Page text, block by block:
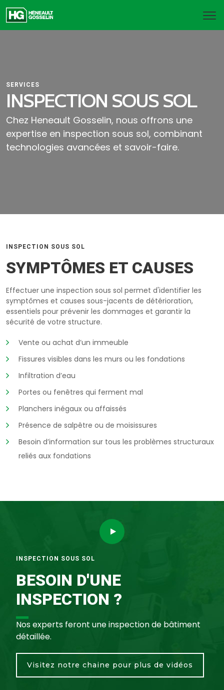
SERVICES
INSPECTION SOUS SOL
Chez Heneault Gosselin, nous offrons une
expertise en inspection sous sol, combinant
technologies avancées et savoir-faire.
INSPECTION SOUS SOL
SYMPTÔMES ET CAUSES
Effectuer une inspection sous sol permet d'identifier les
symptômes et causes sous-jacents de détérioration,
essentiels pour prévenir les dommages et garantir la
sécurité de votre structure.
Vente ou achat d’un immeuble
Fissures visibles dans les murs ou les fondations
Infiltration d’eau
Portes ou fenêtres qui ferment mal
Planchers inégaux ou affaissés
Présence de salpêtre ou de moisissures
Besoin d’information sur tous les problèmes structuraux
reliés aux fondations
INSPECTION SOUS SOL
BESOIN D'UNE
INSPECTION ?
Nos experts feront une inspection de bâtiment
détaillée.
Visitez notre chaine pour plus de vidéos